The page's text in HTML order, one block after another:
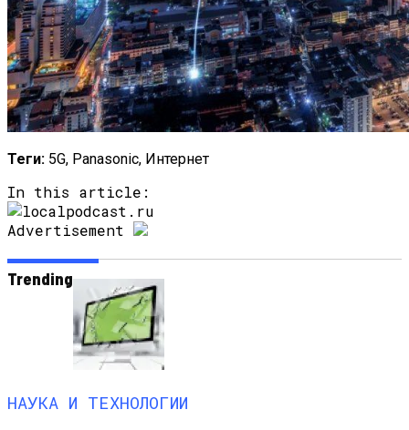
Теги: 5G, Panasonic, Интернет
In this article:
Advertisement
Trending
НАУКА И ТЕХНОЛОГИИ